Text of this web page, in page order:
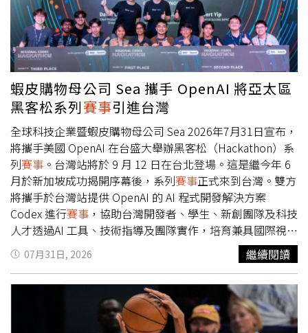
屍煙彈」的依托咪酯已於今（115）年6月27日正式列管為
第一級毒品。蔡燕明指出，依托咪酯多以電子煙、煙油、煙
彈形式包裝，並刻意添加水果或甜味風味，透過網路社群平
台或黑市非法販售。販毒集團常以「合法」、「無害」等謊
言誤導年輕人，甚至宣稱是能帶來「放鬆」、「飄飄然」體
驗的「上頭煙」或「太空油」，以此引誘吸食，其高度濫用
性與社會危害性絲毫不亞於傳統毒品，相關的防制與宣導工
作實屬當務之急。一直以來，刑事局與各單位積極合作宣
導，期待藉由各種運動賽事及活動，培養兒童、青少年正當
休閒，傳遞「珍愛自己，拒絕毒品」的核心觀念。本次雙方
強強聯手，將生硬的政策宣導與流行街舞大賽結合，期盼莘
莘學子在課業之餘，不僅能透過街舞學習團隊合作，更能在
揮灑汗水的練舞過程中，鍛鍊出克服逆境的堅韌毅力，進而
勇於拒絕毒品誘惑、看穿詐騙話術。期許能藉此凝聚警民合
作之巨大力量，將犯罪預防的種子播撒至家庭、校園與社會
的每個角落，共同築起「百毒不侵、百詐不入」的全民防護
網。
蝦皮購物母公司 Sea 攜手 OpenAI 將亞太區
黑客松系列賽事引進台灣
全球科技企業暨蝦皮購物母公司 Sea 2026年7月31日宣布，
將攜手美國 OpenAI 在台盛大舉辦黑客松（Hackathon）系
列賽事 。台灣站將於 9 月 12 日在台北登場。這是繼今年 6
月於新加坡成功揭開序幕後，系列賽事正式來到台灣。雙方
將攜手於台灣站提供 OpenAI 的 AI 程式開發解決方案
Codex 進行賽事 ，協助台灣開發者、學生、新創團隊及科技
人才透過AI 工具、技術指導及團隊實作，培育兼具國際視野
與實作能力的 AI 人才。參與者將獲得 Codex 使用資源、技
術導師指導及實作協作機會，開發能解決真實世界挑戰的 AI
應用，同時強化台灣持續成長的 AI 生態系。「黑客松亞太
區系列賽」台灣站即日起至8月26日開放報名，開發者可至
活動官網掌握參賽資格、賽程與評審陣容等完整資訊。(圖
片提供／蝦皮購物)本次黑客松展現 Sea 與 OpenAI 共同推
07月31日, 2026 繼續閱讀